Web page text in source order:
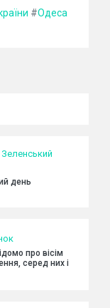
#Одеса
день
про вісім
серед них і